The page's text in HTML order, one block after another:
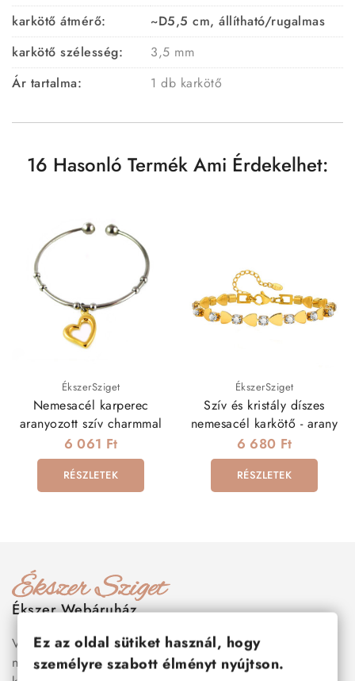
karkötő átmérő:
~D5,5 cm, állítható/rugalmas
karkötő szélesség:
3,5 mm
Ár tartalma:
1 db karkötő
16 Hasonló Termék Ami Érdekelhet:
ÉkszerSziget
Nemesacél karperec
aranyozott szív charmmal
6 061 Ft
RÉSZLETEK
ÉkszerSziget
Szív és kristály díszes
nemesacél karkötő - arany
6 680 Ft
RÉSZLETEK
Ékszer Webáruház
Válogass több száz prémium minőségű, stílusos és tartós
nemesacél ékszer és orvosi fém ékszer közül, amelyek
Ez az oldal sütiket használ, hogy
személyre szabott élményt nyújtson.